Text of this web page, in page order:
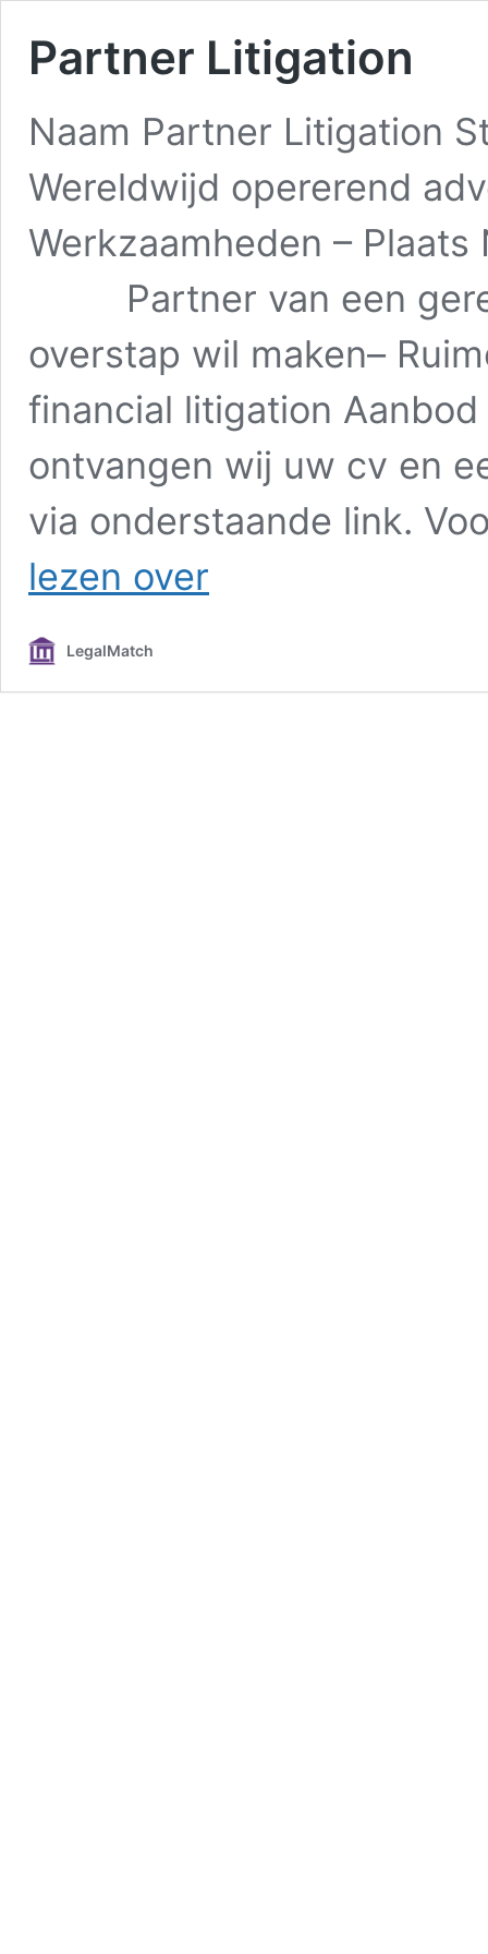
Partner Litigation
Naam Partner Litigation
Wereldwijd opererend
Werkzaamheden –
Partner van een
overstap wil maken–
financial litigation
ontvangen wij uw cv en
via onderstaande link.
lezen over
LegalMatch